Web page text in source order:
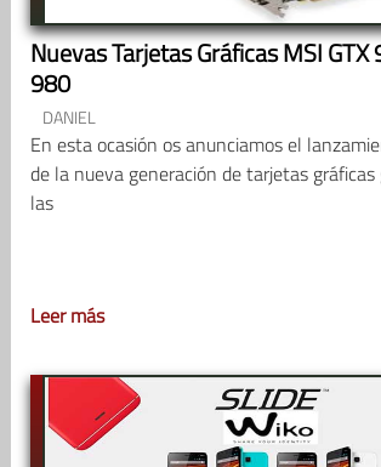
Nuevas Tarjetas Gráficas MSI GTX
980
DANIEL
En esta ocasión os anunciamos el
de la nueva generación de tarjetas gráficas
las
Leer más